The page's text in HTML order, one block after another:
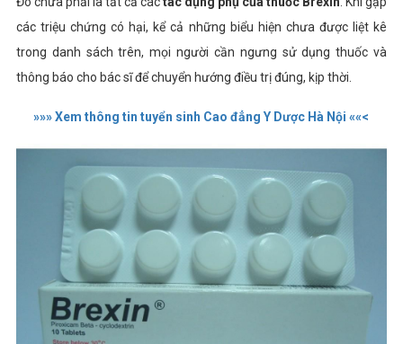
các triệu chứng có hại, kể cả những biểu hiện chưa được liệt kê
trong danh sách trên, mọi người cần ngưng sử dụng thuốc và
thông báo cho bác sĩ để chuyển hướng điều trị đúng, kịp thời.
»»» Xem thông tin tuyển sinh Cao đẳng Y Dược Hà Nội ««<